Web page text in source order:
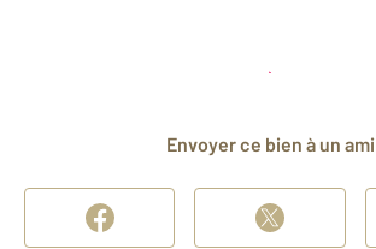
Envoyer ce bien à un ami